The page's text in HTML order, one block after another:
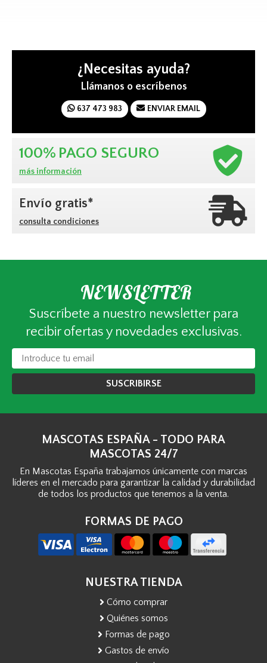
¿Necesitas ayuda?
Llámanos o escríbenos
637 473 983 ENVIAR EMAIL
100% PAGO SEGURO
más información
Envío gratis*
consulta condiciones
NEWSLETTER
Suscríbete a nuestro newsletter para
recibir ofertas y novedades exclusivas.
SUSCRIBIRSE
MASCOTAS ESPAÑA - TODO PARA
MASCOTAS 24/7
En Mascotas España trabajamos únicamente con marcas
líderes en el mercado para garantizar la calidad y durabilidad
de todos los productos que tenemos a la venta.
FORMAS DE PAGO
NUESTRA TIENDA
Cómo comprar
Quiénes somos
Formas de pago
Gastos de envío